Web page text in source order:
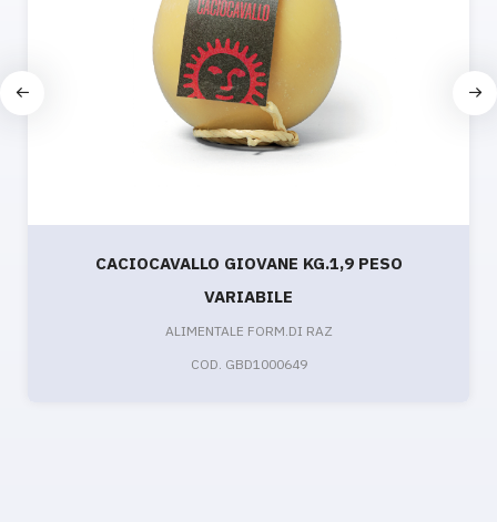
CACIOCAVALLO GIOVANE KG.1,9 PESO
VARIABILE
ALIMENTALE FORM.DI RAZ
COD. GBD1000649